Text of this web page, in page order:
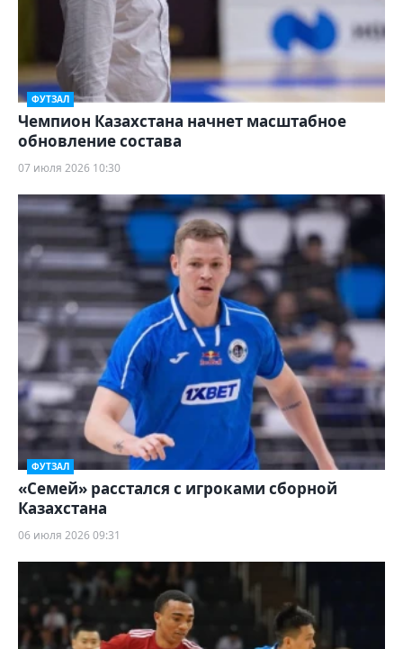
ФУТЗАЛ
Чемпион Казахстана начнет масштабное
обновление состава
07 июля 2026 10:30
ФУТЗАЛ
«Семей» расстался с игроками сборной
Казахстана
06 июля 2026 09:31